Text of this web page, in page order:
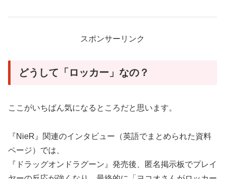
スポンサーリンク
どうして「ロッカー」なの？
ここがいちばん気になるところだと思います。
『NieR』関連のインタビュー（英語でまとめられた資料
ページ）では、
『ドラッグオンドラグーン』発売後、匿名掲示板でプレイ